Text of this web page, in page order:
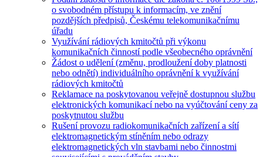
o svobodném přístupu k informacím, ve znění
pozdějších předpisů, Českému telekomunikačnímu
úřadu
Využívání rádiových kmitočtů při výkonu
komunikačních činností podle všeobecného oprávnění
Žádost o udělení (změnu, prodloužení doby platnosti
nebo odnětí) individuálního oprávnění k využívání
rádiových kmitočtů
Reklamace na poskytovanou veřejně dostupnou službu
elektronických komunikací nebo na vyúčtování ceny za
poskytnutou službu
Rušení provozu radiokomunikačních zařízení a sítí
elektromagnetickým stíněním nebo odrazy
elektromagnetických vln stavbami nebo činnostmi